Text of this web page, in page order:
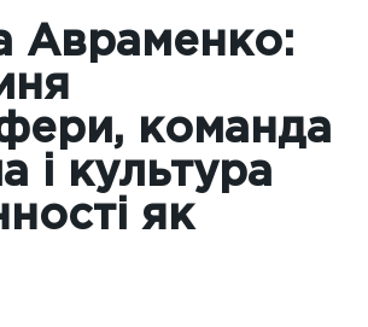
Авраменко:
команда
і культура
як